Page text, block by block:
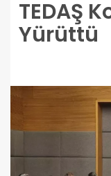
TEDAŞ
Yürüttü